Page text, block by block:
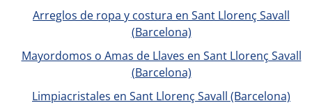
Arreglos de ropa y costura en Sant Llorenç Savall
(Barcelona)
Mayordomos o Amas de Llaves en Sant Llorenç Savall
(Barcelona)
Limpiacristales en Sant Llorenç Savall (Barcelona)